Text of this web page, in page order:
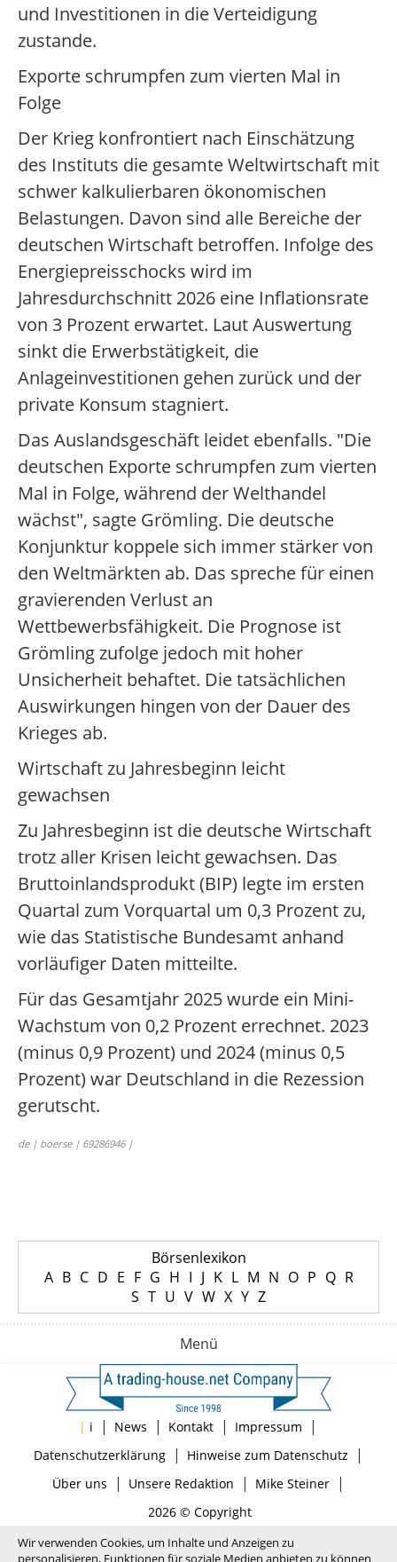
und Investitionen in die Verteidigung
zustande.
Exporte schrumpfen zum vierten Mal in
Folge
Der Krieg konfrontiert nach Einschätzung
des Instituts die gesamte Weltwirtschaft mit
schwer kalkulierbaren ökonomischen
Belastungen. Davon sind alle Bereiche der
deutschen Wirtschaft betroffen. Infolge des
Energiepreisschocks wird im
Jahresdurchschnitt 2026 eine Inflationsrate
von 3 Prozent erwartet. Laut Auswertung
sinkt die Erwerbstätigkeit, die
Anlageinvestitionen gehen zurück und der
private Konsum stagniert.
Das Auslandsgeschäft leidet ebenfalls. "Die
deutschen Exporte schrumpfen zum vierten
Mal in Folge, während der Welthandel
wächst", sagte Grömling. Die deutsche
Konjunktur koppele sich immer stärker von
den Weltmärkten ab. Das spreche für einen
gravierenden Verlust an
Wettbewerbsfähigkeit. Die Prognose ist
Grömling zufolge jedoch mit hoher
Unsicherheit behaftet. Die tatsächlichen
Auswirkungen hingen von der Dauer des
Krieges ab.
Wirtschaft zu Jahresbeginn leicht
gewachsen
Zu Jahresbeginn ist die deutsche Wirtschaft
trotz aller Krisen leicht gewachsen. Das
Bruttoinlandsprodukt (BIP) legte im ersten
Quartal zum Vorquartal um 0,3 Prozent zu,
wie das Statistische Bundesamt anhand
vorläufiger Daten mitteilte.
Für das Gesamtjahr 2025 wurde ein Mini-
Wachstum von 0,2 Prozent errechnet. 2023
(minus 0,9 Prozent) und 2024 (minus 0,5
Prozent) war Deutschland in die Rezession
gerutscht.
de | boerse | 69286946 |
Börsenlexikon
A B C D E F G H I J K L M N O P Q R
S T U V W X Y Z
Menü
| i | News | Kontakt | Impressum |
Datenschutzerklärung| Hinweise zum Datenschutz |
Über uns | Unsere Redaktion | Mike Steiner|
2026 © Copyright
Wir verwenden Cookies, um Inhalte und Anzeigen zu
personalisieren, Funktionen für soziale Medien anbieten zu können